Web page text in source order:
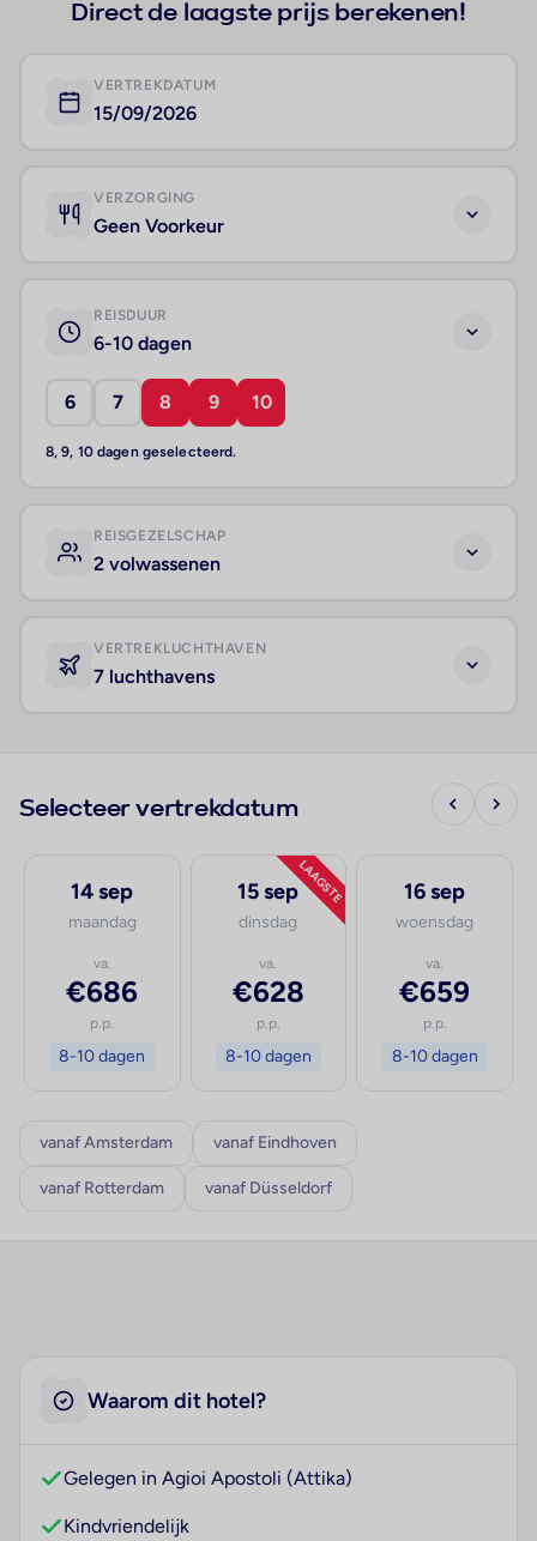
Direct de laagste prijs berekenen!
VERTREKDATUM
15/09/2026
VERZORGING
Geen Voorkeur
REISDUUR
6-10 dagen
6 7 8 9 10
8, 9, 10 dagen geselecteerd.
REISGEZELSCHAP
2 volwassenen
VERTREKLUCHTHAVEN
7 luchthavens
Selecteer vertrekdatum
14 sep
maandag
va.
€686
p.p.
8-10 dagen
LAAGSTE
15 sep
dinsdag
va.
€628
p.p.
8-10 dagen
16 sep
woensdag
va.
€659
p.p.
8-10 dagen
vanaf Amsterdam vanaf Eindhoven
vanaf Rotterdam vanaf Düsseldorf
Waarom dit hotel?
Gelegen in Agioi Apostoli (Attika)
Kindvriendelijk